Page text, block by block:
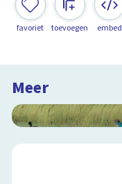
favoriet toevoegen embed
Meer